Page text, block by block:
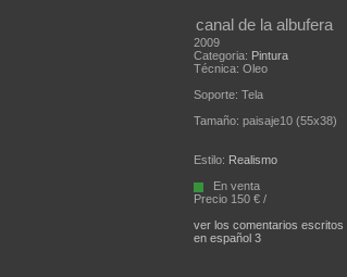
canal de la albufera
2009
Categoria: Pintura
Técnica: Oleo
Soporte: Tela
Tamaño: paisaje10 (55x38)
Estilo: Realismo
En venta
Precio 150 € /
ver los comentarios escritos
en español 3